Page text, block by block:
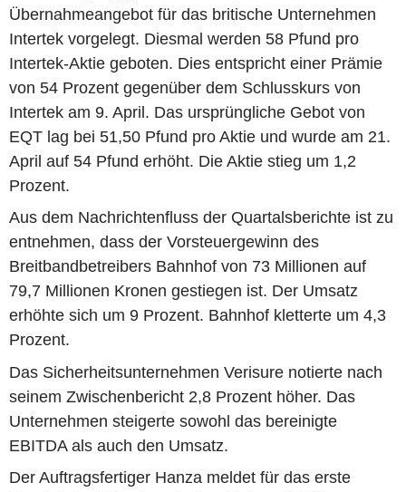
Übernahmeangebot für das britische Unternehmen
Intertek vorgelegt. Diesmal werden 58 Pfund pro
Intertek-Aktie geboten. Dies entspricht einer Prämie
von 54 Prozent gegenüber dem Schlusskurs von
Intertek am 9. April. Das ursprüngliche Gebot von
EQT lag bei 51,50 Pfund pro Aktie und wurde am 21.
April auf 54 Pfund erhöht. Die Aktie stieg um 1,2
Prozent.
Aus dem Nachrichtenfluss der Quartalsberichte ist zu
entnehmen, dass der Vorsteuergewinn des
Breitbandbetreibers Bahnhof von 73 Millionen auf
79,7 Millionen Kronen gestiegen ist. Der Umsatz
erhöhte sich um 9 Prozent. Bahnhof kletterte um 4,3
Prozent.
Das Sicherheitsunternehmen Verisure notierte nach
seinem Zwischenbericht 2,8 Prozent höher. Das
Unternehmen steigerte sowohl das bereinigte
EBITDA als auch den Umsatz.
Der Auftragsfertiger Hanza meldet für das erste